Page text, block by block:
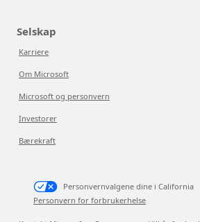
Selskap
Karriere
Om Microsoft
Microsoft og personvern
Investorer
Bærekraft
Personvernvalgene dine i California
Personvern for forbrukerhelse